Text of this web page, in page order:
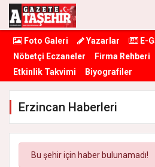
Foto Galeri Yazarlar E-
Nöbetçi Eczaneler
Firma Rehberi
Etkinlik Takvimi
Biyografiler
Erzincan Haberleri
Bu şehir için haber bulunamadı!